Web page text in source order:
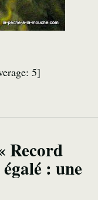
5]
Record
: une